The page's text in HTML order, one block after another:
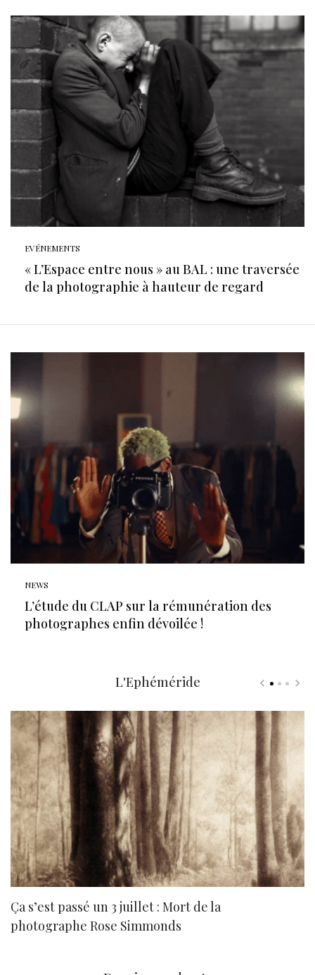
EVÉNEMENTS
« L’Espace entre nous » au BAL : une traversée
de la photographie à hauteur de regard
NEWS
L’étude du CLAP sur la rémunération des
photographes enfin dévoilée !
L'Ephéméride
Ça s’est passé un 3 juillet : Mort de la
photographe Rose Simmonds